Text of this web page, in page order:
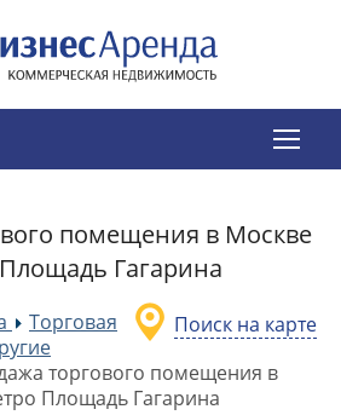
помещения в Москве
Гагарина
Поиск на карте
»
Торговая
торгового помещения в
Площадь Гагарина